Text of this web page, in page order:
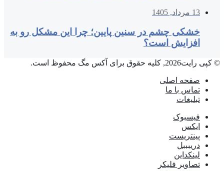
13 مرداد, 1405
خشکی چشم در سنین پایین؛ چرا این مشکل رو به
افزایش است؟
© کپی رایت2026, کلیه حقوق برای آکس مگ محفوظ است.
صفحه اصلی
تماس با ما
تبلیغات
فیسبوک
ایکس
پینتریست
دریبببل
لینکداین
تصاویر فلیکر